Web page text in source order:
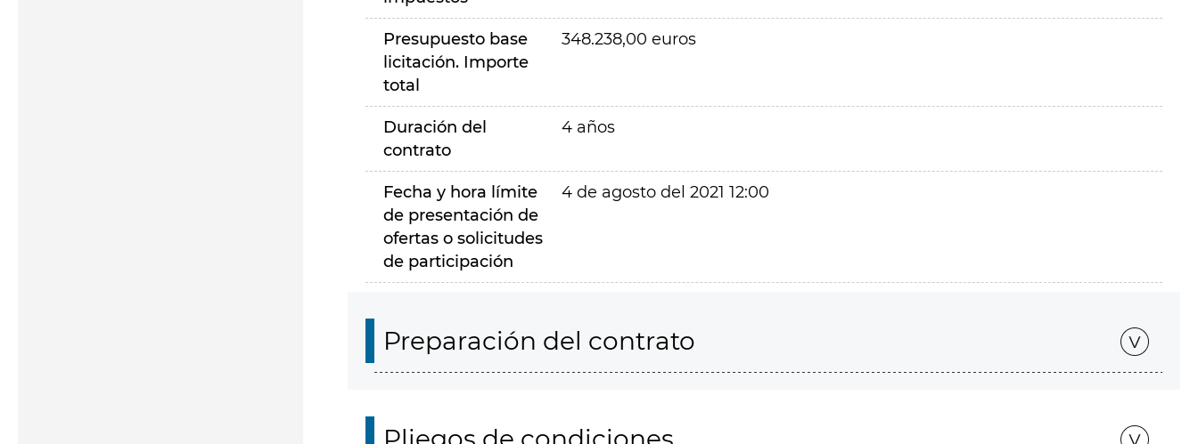
Presupuesto base
licitación. Importe
total
348.238,00 euros
Duración del
contrato
4 años
Fecha y hora límite
de presentación de
ofertas o solicitudes
de participación
4 de agosto del 2021 12:00
Preparación del contrato